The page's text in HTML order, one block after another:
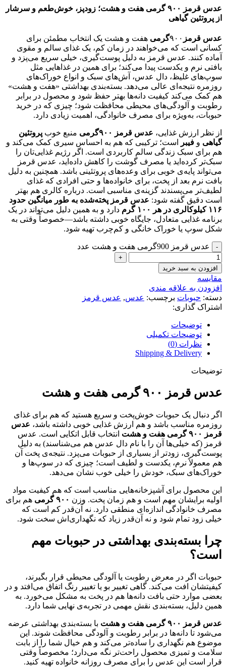
عدس قرمز ۹۰۰ گرمی هفت و هشت؛ زودپز، خوش‌طعم و سرشار
از پروتئین گیاهی
عدس قرمز ۹۰۰گرمی هفت و هشت یک انتخاب مطمئن برای
کسانی است که می‌خواهند در زمان کم، یک غذای سالم و مقوی
آماده کنند. عدس قرمز به دلیل پوست‌گیری، خیلی سریع می‌پزد و
بافتی نرم و یکدست پیدا می‌کند؛ برای همین در غذاهایی مثل
سوپ‌های غلیظ، دال عدس، آش‌های سبک و انواع خوراک‌های
روزمره نتیجه‌ای عالی می‌دهد. بسته‌بندی بهداشتی «هفت و هشت»
هم کمک می‌کند کیفیت دانه‌ها بهتر حفظ شود و محصول در برابر
رطوبت و آلودگی‌های محیطی محافظت شود؛ چیزی که در خرید
حبوبات، به‌ویژه برای مصرف خانوادگی، اهمیت زیادی دارد.
از نظر ارزش غذایی، عدس قرمز ۹۰۰گرمی منبع خوب پروتئین
گیاهی و فیبر
است؛ ترکیبی که هم به احساس سیری کمک می‌کند و
هم برای سبک زندگی سالم کاربردی است. اگر رژیم غذایی‌تان را
سبک‌تر کرده‌اید یا مصرف گوشت را کاهش داده‌اید، عدس قرمز
می‌تواند پایه‌ی خوبی برای وعده‌های پروتئینی باشد. همچنین به دلیل
بافت نرم بعد از پخت، برای خانواده‌ها و حتی افرادی که غذای
لطیف‌تر می‌پسندند گزینه‌ی مناسبی است. درباره کالری هم بهتر
است دقیق گفته شود: عدس قرمز پخته‌شده به طور میانگین حدود
۱۱۶ کیلوکالری در هر ۱۰۰ گرم
دارد و به همین دلیل می‌تواند در یک
برنامه غذایی متعادل، جایگاه خوبی داشته باشد—خصوصاً وقتی به
شکل سوپ یا خوراک خانگی و کم‌چرب تهیه شود.
عدس قرمز 900گرمی هفت و هشت عدد
افزودن به سبد خرید
مقايسه
افزودن به علاقه مندی
دسته: حبوبات برچسب: عدس, عدس قرمز
اشتراک گذاری:
توضیحات
توضیحات تکمیلی
نظرات (0)
Shipping & Delivery
توضیحات
عدس قرمز ۹۰۰ گرمی هفت و هشت
اگر دنبال یک حبوبات خوش‌پخت و سریع هستید که هم برای غذای
روزمره مناسب باشد و هم ارزش غذایی خوبی داشته باشد، عدس
قرمز ۹۰۰ گرمی هفت و هشت
انتخاب قابل اتکایی است. عدس
قرمز (که خیلی‌ها آن را با نام دال عدس هم می‌شناسند) به دلیل
پوست‌گیری، زودتر از بسیاری از حبوبات می‌پزد. نتیجه‌ی پخت آن
هم معمولاً نرم، یکدست و لطیف است؛ چیزی که در سوپ‌ها و
خوراک‌های سبک، خودش را خیلی خوب نشان می‌دهد.
این محصول برای آشپزخانه‌هایی مناسب است که هم کیفیت مواد
اولیه برایشان مهم است و هم زمان پخت. وزن ۹۰۰ گرمی
هم برای
مصرف خانوادگی اندازه‌ای منطقی دارد. نه آن‌قدر کم است که
خیلی زود تمام شود و نه آن‌قدر زیاد که نگهداری‌اش سخت شود.
چرا بسته‌بندی بهداشتی در حبوبات مهم
است؟
حبوبات اگر در معرض رطوبت یا آلودگی محیطی قرار بگیرند،
کیفیتشان افت می‌کند. گاهی تغییر بو یا تغییر رنگ اتفاق می‌افتد و در
بعضی موارد حتی بافت دانه‌ها هم در پخت به مشکل می‌خورد. به
همین دلیل، بسته‌بندی نقش مهمی در تجربه‌ی نهایی شما دارد.
عدس قرمز ۹۰۰ گرمی هفت و هشت
با بسته‌بندی بهداشتی عرضه
می‌شود تا دانه‌ها در برابر رطوبت و آلودگی محافظت شوند. این
موضوع هم نگهداری را ساده‌تر می‌کند و هم خیال شما را از بابت
سلامت و تمیزی محصول راحت‌تر نگه می‌دارد؛ مخصوصاً وقتی
قرار است این عدس را برای مصرف روزانه خانواده تهیه کنید.